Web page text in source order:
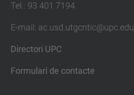
Tel.: 93 401 7194
E-mail: ac.usd.utgcntic@upc.edu
Directori UPC
Formulari de contacte